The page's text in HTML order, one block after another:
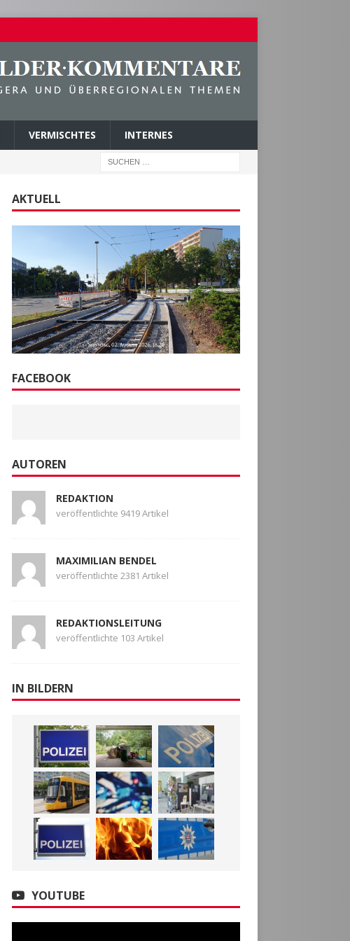
VERMISCHTES INTERNES
AKTUELL
FACEBOOK
AUTOREN
REDAKTION
veröffentlichte 9419 Artikel
MAXIMILIAN BENDEL
veröffentlichte 2381 Artikel
REDAKTIONSLEITUNG
veröffentlichte 103 Artikel
IN BILDERN
YOUTUBE